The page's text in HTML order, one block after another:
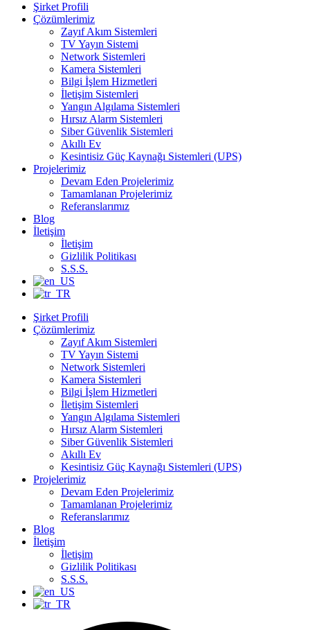
Şirket Profili
Çözümlerimiz
Zayıf Akım Sistemleri
TV Yayın Sistemi
Network Sistemleri
Kamera Sistemleri
Bilgi İşlem Hizmetleri
İletişim Sistemleri
Yangın Algılama Sistemleri
Hırsız Alarm Sistemleri
Siber Güvenlik Sistemleri
Akıllı Ev
Kesintisiz Güç Kaynağı Sistemleri (UPS)
Projelerimiz
Devam Eden Projelerimiz
Tamamlanan Projelerimiz
Referanslarımız
Blog
İletişim
İletişim
Gizlilik Politikası
S.S.S.
Şirket Profili
Çözümlerimiz
Zayıf Akım Sistemleri
TV Yayın Sistemi
Network Sistemleri
Kamera Sistemleri
Bilgi İşlem Hizmetleri
İletişim Sistemleri
Yangın Algılama Sistemleri
Hırsız Alarm Sistemleri
Siber Güvenlik Sistemleri
Akıllı Ev
Kesintisiz Güç Kaynağı Sistemleri (UPS)
Projelerimiz
Devam Eden Projelerimiz
Tamamlanan Projelerimiz
Referanslarımız
Blog
İletişim
İletişim
Gizlilik Politikası
S.S.S.